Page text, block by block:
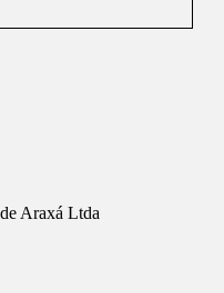
Araxá Ltda